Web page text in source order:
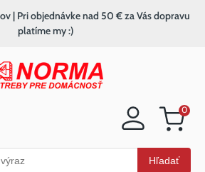
Nákupný
0
Hľadať
| Pri objednávke nad 50 € za Vás dopravu
platíme my :)